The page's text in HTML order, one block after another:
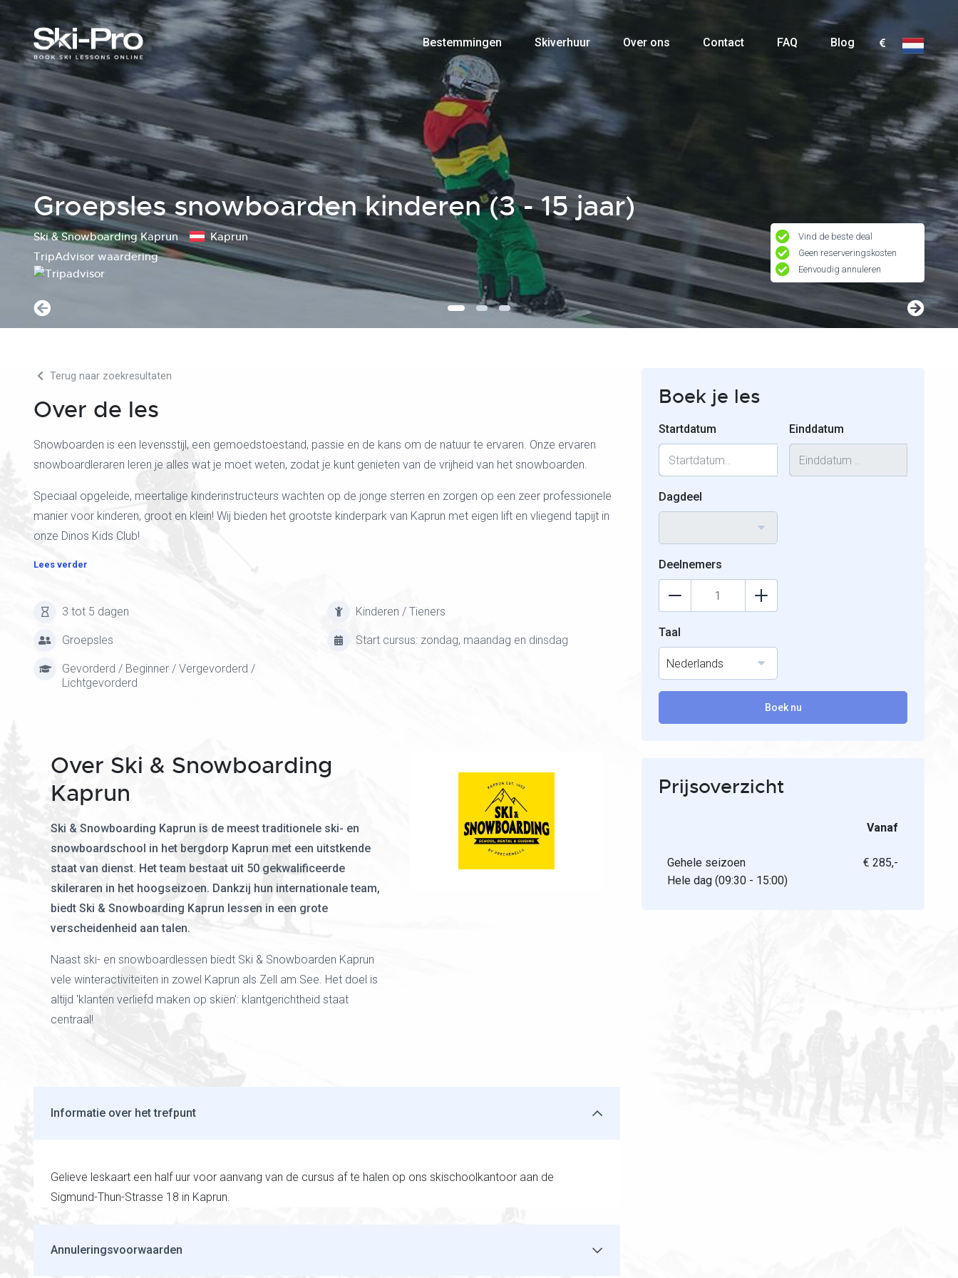
Bestemmingen Skiverhuur Over ons Contact FAQ Blog
Groepsles snowboarden kinderen (3 - 15 jaar)
Ski & Snowboarding Kaprun
Kaprun
TripAdvisor waardering
Vind de beste deal
Geen reserveringskosten
Eenvoudig annuleren
Terug naar zoekresultaten
Over de les
Snowboarden is een levensstijl, een gemoedstoestand, passie en de kans om de natuur te ervaren. Onze ervaren
snowboardleraren leren je alles wat je moet weten, zodat je kunt genieten van de vrijheid van het snowboarden.
Speciaal opgeleide, meertalige kinderinstructeurs wachten op de jonge sterren en zorgen op een zeer professionele
manier voor kinderen, groot en klein! Wij bieden het grootste kinderpark van Kaprun met eigen lift en vliegend tapijt in
onze Dinos Kids Club!
Lees verder
3 tot 5 dagen Kinderen / Tieners
Groepsles Start cursus: zondag, maandag en dinsdag
Gevorderd / Beginner / Vergevorderd /
Lichtgevorderd
Over Ski & Snowboarding
Kaprun
Ski & Snowboarding Kaprun is de meest traditionele ski- en
snowboardschool in het bergdorp Kaprun met een uitstkende
staat van dienst. Het team bestaat uit 50 gekwalificeerde
skileraren in het hoogseizoen. Dankzij hun internationale team,
biedt Ski & Snowboarding Kaprun lessen in een grote
verscheidenheid aan talen.
Naast ski- en snowboardlessen biedt Ski & Snowboarden Kaprun
vele winteractiviteiten in zowel Kaprun als Zell am See. Het doel is
altijd 'klanten verliefd maken op skiën': klantgerichtheid staat
centraal!
Boek je les
Startdatum Einddatum
Dagdeel
Deelnemers
Taal
Nederlands
Boek nu
Prijsoverzicht
Vanaf
Gehele seizoen
Hele dag (09:30 - 15:00)
€ 285,-
Informatie over het trefpunt
Gelieve leskaart een half uur voor aanvang van de cursus af te halen op ons skischoolkantoor aan de
Sigmund-Thun-Strasse 18 in Kaprun.
Annuleringsvoorwaarden